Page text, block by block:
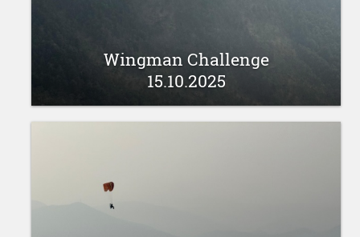
Wingman Challenge
15.10.2025